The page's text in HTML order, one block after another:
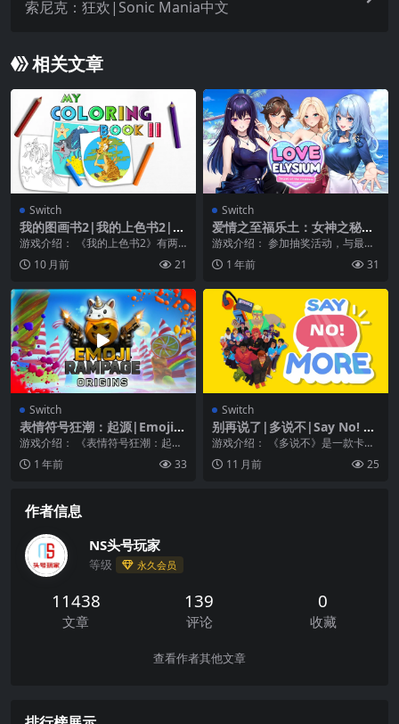
索尼克：狂欢|Sonic Mania中文
相关文章
Switch
我的图画书2|我的上色书2|M
y Coloring Book 2
游戏介绍： 《我的上色书2》有两
种类型的图纸可供选择：关于陆地
的 61 幅和 4...
10 月前 21
Switch
爱情之至福乐土：女神之秘
密|Love Elysium: Secret of
游戏介绍： 参加抽奖活动，与最好
的朋友尤伊娜一起踏上人生中最美
好的假期吧！在岛上...
1 年前 31
Switch
表情符号狂潮：起源|Emoji R
ampage: Origins中文
游戏介绍： 《表情符号狂潮：起
源》在这个快节奏的流氓式FPS中，
通过无尽的混乱表...
1 年前 33
Switch
别再说了|多说不|Say No! M
ore中文
游戏介绍： 《多说不》是一款卡通
画风的休闲解谜游戏，玩家在游戏
中可以操控你的角色...
11 月前 25
作者信息
NS头号玩家
等级 永久会员
11438
文章
139
评论
0
收藏
查看作者其他文章